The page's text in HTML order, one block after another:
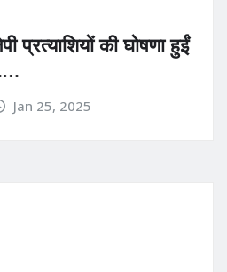
प्रत्याशियों की घोषणा हुईं
Jan 25, 2025